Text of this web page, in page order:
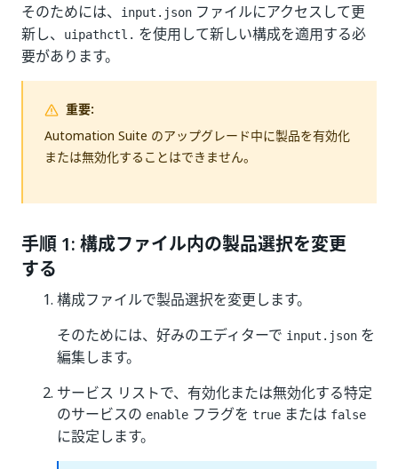
そのためには、
input.json ファイルにアクセスして更
新し、
uipathctl. を使用して新しい構成を適用する必
要があります。
重要:
Automation Suite のアップグレード中に製品を有効化
または無効化することはできません。
手順 1: 構成ファイル内の製品選択を変更
する
構成ファイルで製品選択を変更します。
そのためには、好みのエディターで input.json を
編集します。
サービス リストで、有効化または無効化する特定
のサービスの enable フラグを true または false
に設定します。